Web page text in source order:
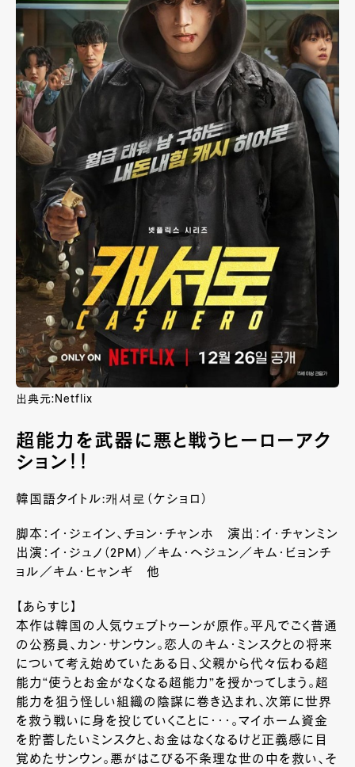
出典元:Netflix
超能力を武器に悪と戦うヒーローアク
ション！！
韓国語タイトル:캐셔로（ケショロ）
脚本：イ・ジェイン、チョン・チャンホ 演出：イ・チャンミン
出演：イ・ジュノ（2PM）／キム・ヘジュン／キム・ビョンチ
ョル／キム・ヒャンギ 他
【あらすじ】
本作は韓国の人気ウェブトゥーンが原作。平凡でごく普通
の公務員、カン・サンウン。恋人のキム・ミンスクとの将来
について考え始めていたある日、父親から代々伝わる超
能力“使うとお金がなくなる超能力”を授かってしまう。超
能力を狙う怪しい組織の陰謀に巻き込まれ、次第に世界
を救う戦いに身を投じていくことに・・・。マイホーム資金
を貯蓄したいミンスクと、お金はなくなるけど正義感に目
覚めたサンウン。悪がはこびる不条理な世の中を救い、そ